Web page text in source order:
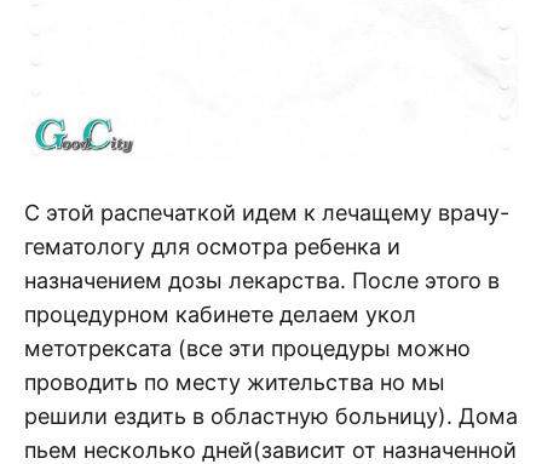
С этой распечаткой идем к лечащему врачу-
гематологу для осмотра ребенка и
назначением дозы лекарства. После этого в
процедурном кабинете делаем укол
метотрексата (все эти процедуры можно
проводить по месту жительства но мы
решили ездить в областную больницу). Дома
пьем несколько дней(зависит от назначенной